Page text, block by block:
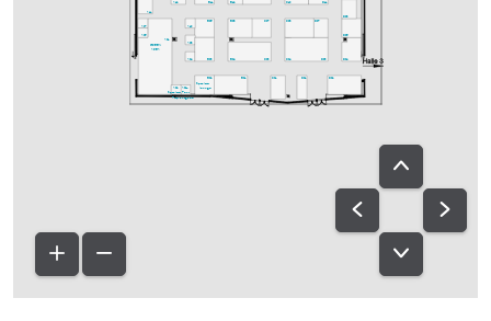
A12
A01
GREEN
AREA
A04
A07
A11
A02a
Ton-
ausgabe
C10
D04
C01
C07
B12
C04 D03
D02
D11
B01
D07
B11
D06
D01
B02
Speakers-
lounge
B08
D08
B04 C03
C08
B05
A08
A10
A02
Speakers-
Prep.
A05
B03